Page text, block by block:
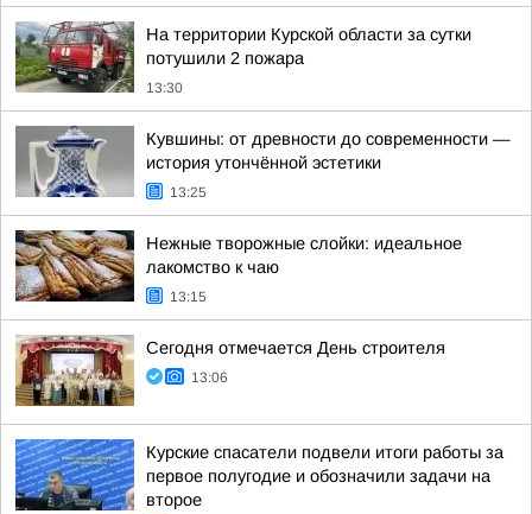
На территории Курской области за сутки
потушили 2 пожара
13:30
Кувшины: от древности до современности —
история утончённой эстетики
13:25
Нежные творожные слойки: идеальное
лакомство к чаю
13:15
Сегодня отмечается День строителя
13:06
Курские спасатели подвели итоги работы за
первое полугодие и обозначили задачи на
второе